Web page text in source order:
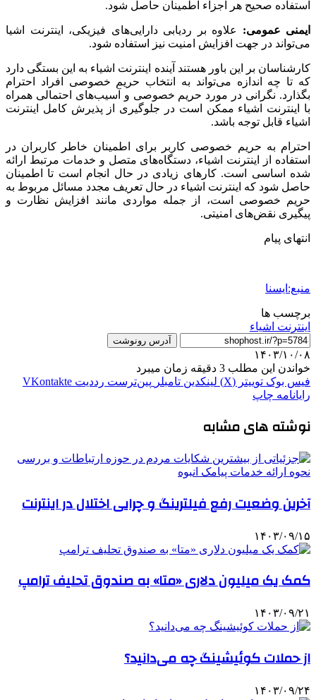
استفاده صحیح هر اجزاء اطمینان حاصل شود.
ایمنی عمومی:
علاوه بر ردیابی دارایی‌های فیزیکی، اینترنت اشیا
می‌تواند در جهت افزایش امنیت نیز استفاده شود.
کارشناسان بر این باور هستند آینده اینترنت اشیاء به این بستگی دارد
که تا چه اندازه‌ می‌تواند به انتخاب حریم خصوصی افراد احترام
بگذارد. نگرانی در مورد حریم خصوصی و آسیب‌های احتمالی همراه
با اینترنت اشیاء ممکن است در جلوگیری از پذیرش کامل اینترنت
اشیاء قابل توجه باشد.
احترام به حریم خصوصی کاربر برای اطمینان خاطر کاربران در
استفاده از اینترنت اشیاء، دستگاه‌های متصل و خدمات مرتبط ارائه
شده اساسی است. کارهای زیادی در حال انجام است تا اطمینان
حاصل شود که اینترنت اشیاء در حال تعریف مجدد مسائل مربوط به
حریم خصوصی است، از جمله مواردی مانند افزایش نظارت و
پیگیری نقض‌های امنیتی.
انتهای پیام
منبع:ایسنا
برچسب ها
اینترنت اشیاء
آدرس رونوشت
۱۴۰۳/۱۰/۰۸
خواندن این مطلب 3 دقیقه زمان میبرد
فیس بوک توییتر (X) لینکدین ‫تامبلر ‫پین‌ترست ‫رددیت ‫VKontakte
رایانامه چاپ
نوشته های مشابه
آخرین وضعیت رفع فیلترینگ و چرایی اختلال در اینترنت
۱۴۰۳/۰۹/۱۵
کمک یک میلیون دلاری «متا» به صندوق تحلیف ترامپ
۱۴۰۳/۰۹/۲۱
از حملات کوئیشینگ چه می‌دانید؟
۱۴۰۳/۰۹/۲۴